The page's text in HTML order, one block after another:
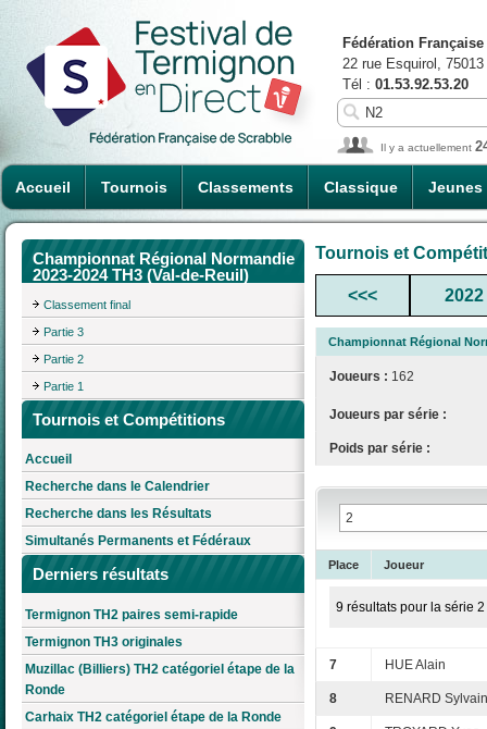
Accueil Tournois Classements Classique Jeunes
Fédération
22 rue Esquirol,
Tél : 01.53.92.53.20
Il y a actuellement
Championnat Régional Normandie
2023-2024 TH3 (Val-de-Reuil)
Classement final
Partie 3
Partie 2
Partie 1
Tournois et Compétitions
Accueil
Recherche dans le Calendrier
Recherche dans les Résultats
Simultanés Permanents et Fédéraux
Derniers résultats
Termignon TH2 paires semi-rapide
Termignon TH3 originales
Muzillac (Billiers) TH2 catégoriel étape de la
Ronde
Carhaix TH2 catégoriel étape de la Ronde
Tournois et
<<< 2022
Championnat Régional
Joueurs : 162
Joueurs par série :
Poids par série :
Place Joueur
9 résultats pour la série 2
7 HUE Alain
8 RENARD Sylvain